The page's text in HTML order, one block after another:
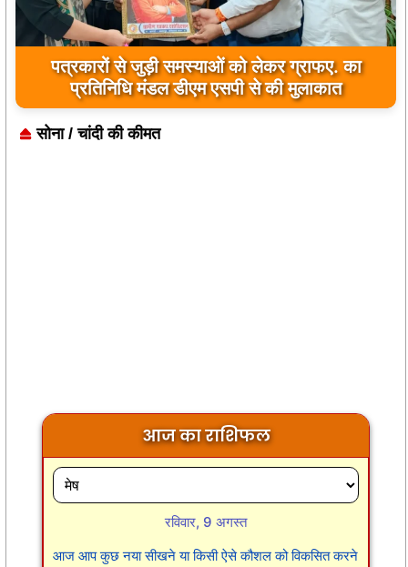
पत्रकारों से जुड़ी समस्याओं को लेकर ग्राफए. का
प्रतिनिधि मंडल डीएम एसपी से की मुलाकात
सोना / चांदी की कीमत
आज का राशिफल
रविवार, 9 अगस्त
आज आप कुछ नया सीखने या किसी ऐसे कौशल को विकसित करने